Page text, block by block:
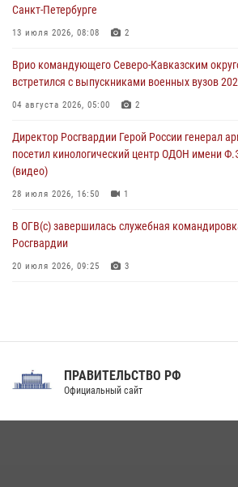
Лучшие футбольные команды Южного округа
определили на Кубани
В Кузбассе росгвардейцы помогли вернуть
мать
Санкт-Петербурге
13 июля 2026, 08:08 2
Врио командующего Северо-Кавказским
встретился с выпускниками военных вузов
04 августа 2026, 05:00 2
Директор Росгвардии Герой России генерал
посетил кинологический центр ОДОН имени
(видео)
28 июля 2026, 16:50 1
В ОГВ(с) завершилась служебная
Росгвардии
20 июля 2026, 09:25 3
Праздник «Один день с Росгвардией» к 105-
ПРАВИТЕЛЬСТВО РФ
Официальный сайт